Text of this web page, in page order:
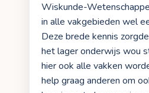
Wiskunde-
in alle vakgebieden wel
Deze brede kennis
het lager onderwijs wou
hier ook alle vakken
help graag anderen om